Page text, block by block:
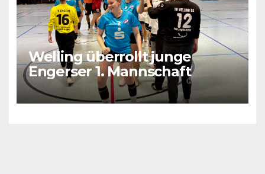
Welling überrollt junge
Engerser 1. Mannschaft